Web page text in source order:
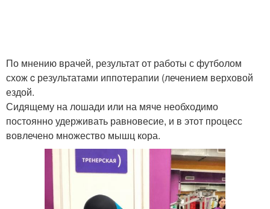
По мнению врачей, результат от работы с футболом
схож c результатами иппотерапии (лечением верховой
ездой.
Сидящему на лошади или на мяче необходимо
постоянно удерживать равновесие, и в этот процесс
вовлечено множество мышц кора.